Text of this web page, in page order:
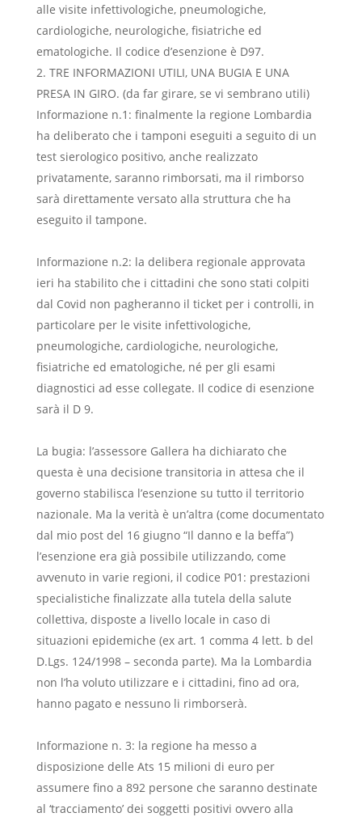
alle visite infettivologiche, pneumologiche,
cardiologiche, neurologiche, fisiatriche ed
ematologiche. Il codice d’esenzione è D97.
TRE INFORMAZIONI UTILI, UNA BUGIA E UNA
PRESA IN GIRO. (da far girare, se vi sembrano utili)
Informazione n.1: finalmente la regione Lombardia
ha deliberato che i tamponi eseguiti a seguito di un
test sierologico positivo, anche realizzato
privatamente, saranno rimborsati, ma il rimborso
sarà direttamente versato alla struttura che ha
eseguito il tampone.
Informazione n.2: la delibera regionale approvata
ieri ha stabilito che i cittadini che sono stati colpiti
dal Covid non pagheranno il ticket per i controlli, in
particolare per le visite infettivologiche,
pneumologiche, cardiologiche, neurologiche,
fisiatriche ed ematologiche, né per gli esami
diagnostici ad esse collegate. Il codice di esenzione
sarà il D 9.
La bugia: l’assessore Gallera ha dichiarato che
questa è una decisione transitoria in attesa che il
governo stabilisca l’esenzione su tutto il territorio
nazionale. Ma la verità è un’altra (come documentato
dal mio post del 16 giugno “Il danno e la beffa”)
l’esenzione era già possibile utilizzando, come
avvenuto in varie regioni, il codice P01: prestazioni
specialistiche finalizzate alla tutela della salute
collettiva, disposte a livello locale in caso di
situazioni epidemiche (ex art. 1 comma 4 lett. b del
D.Lgs. 124/1998 – seconda parte). Ma la Lombardia
non l’ha voluto utilizzare e i cittadini, fino ad ora,
hanno pagato e nessuno li rimborserà.
Informazione n. 3: la regione ha messo a
disposizione delle Ats 15 milioni di euro per
assumere fino a 892 persone che saranno destinate
al ‘tracciamento’ dei soggetti positivi ovvero alla